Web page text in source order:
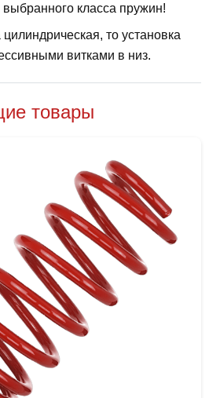
выбранного класса пружин!
то установка
витками в низ.
товары